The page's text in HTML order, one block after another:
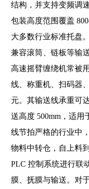
结构，并支持变频调
包装高度范围覆盖
大多数行业标准托盘。
兼容滚筒、链板等输
高速摇臂缠绕机常被
线、称重机、扫码器
元。其输送线承重可
送高度 500mm，适
线节拍严格的行业中
物料中转仓，自上料
PLC 控制系统进行联
膜、抚膜与输送。对